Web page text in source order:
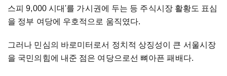
스피 9,000 시대'를 가시권에 두는 등 주식시장 활황도 표심
을 정부 여당에 우호적으로 움직였다.
그러나 민심의 바로미터로서 정치적 상징성이 큰 서울시장
을 국민의힘에 내준 점은 여당으로선 뼈아픈 패배다.